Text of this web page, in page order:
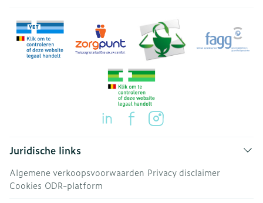
Juridische links
Algemene verkoopsvoorwaarden Privacy disclaimer
Cookies ODR-platform